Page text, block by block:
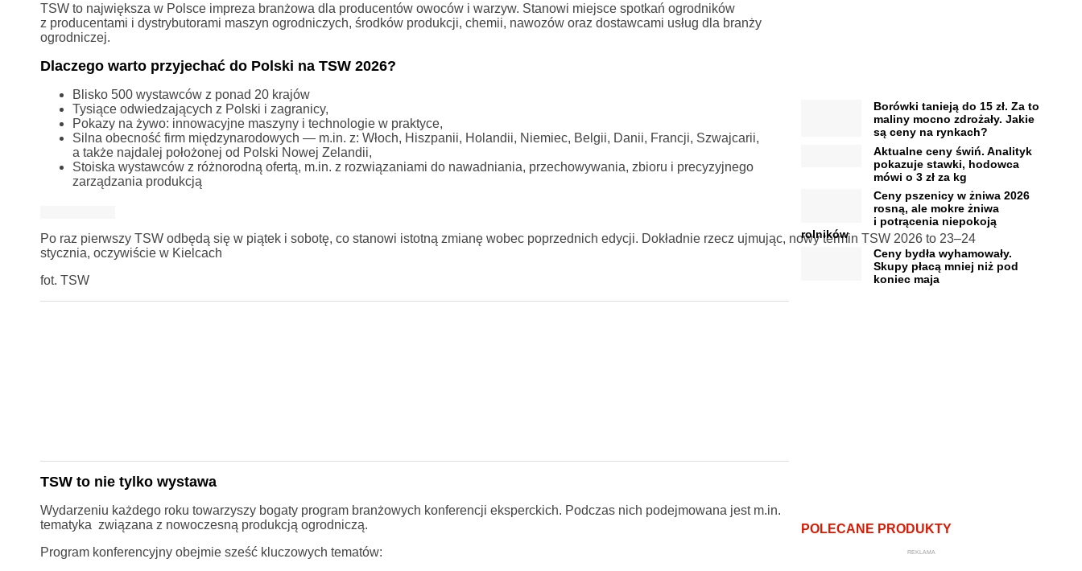
TSW to największa w Polsce impreza branżowa dla producentów owoców i warzyw. Stanowi miejsce spotkań ogrodników
z producentami i dystrybutorami maszyn ogrodniczych, środków produkcji, chemii, nawozów oraz dostawcami usług dla branży
ogrodniczej.
Dlaczego warto przyjechać do Polski na TSW 2026?
Blisko 500 wystawców z ponad 20 krajów
Tysiące odwiedzających z Polski i zagranicy,
Pokazy na żywo: innowacyjne maszyny i technologie w praktyce,
Silna obecność firm międzynarodowych — m.in. z: Włoch, Hiszpanii, Holandii, Niemiec, Belgii, Danii, Francji, Szwajcarii,
a także najdalej położonej od Polski Nowej Zelandii,
Stoiska wystawców z różnorodną ofertą, m.in. z rozwiązaniami do nawadniania, przechowywania, zbioru i precyzyjnego
zarządzania produkcją
Po raz pierwszy TSW odbędą się w piątek i sobotę, co stanowi istotną zmianę wobec poprzednich edycji. Dokładnie rzecz ujmując, nowy termin TSW 2026 to 23–24
stycznia, oczywiście w Kielcach
fot. TSW
TSW to nie tylko wystawa
Wydarzeniu każdego roku towarzyszy bogaty program branżowych konferencji eksperckich. Podczas nich podejmowana jest m.in.
tematyka związana z nowoczesną produkcją ogrodniczą.
Program konferencyjny obejmie sześć kluczowych tematów:
Borówki tanieją do 15 zł. Za to
maliny mocno zdrożały. Jakie
są ceny na rynkach?
Aktualne ceny świń. Analityk
pokazuje stawki, hodowca
mówi o 3 zł za kg
Ceny pszenicy w żniwa 2026
rosną, ale mokre żniwa
i potrącenia niepokoją
rolników
Ceny bydła wyhamowały.
Skupy płacą mniej niż pod
koniec maja
POLECANE PRODUKTY
REKLAMA